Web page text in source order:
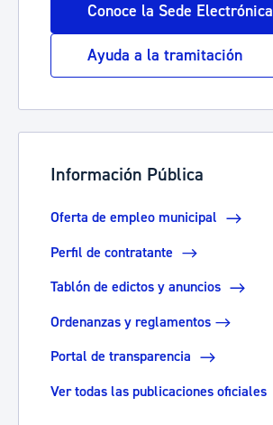
Conoce la Sede Electrónica
Ayuda a la tramitación
Información Pública
Oferta de empleo municipal
Perfil de contratante
Tablón de edictos y anuncios
Ordenanzas y reglamentos​​​​​​
Portal de transparencia
Ver todas las publicaciones oficiales